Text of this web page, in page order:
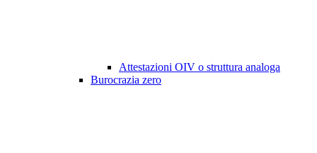
Attestazioni OIV o struttura analoga
Burocrazia zero